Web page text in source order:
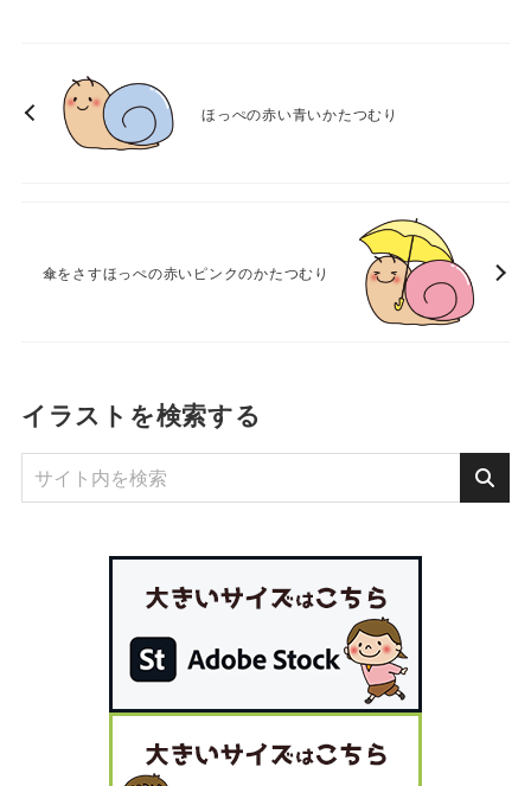
ほっぺの赤い青いかたつむり
傘をさすほっぺの赤いピンクのかたつむり
イラストを検索する